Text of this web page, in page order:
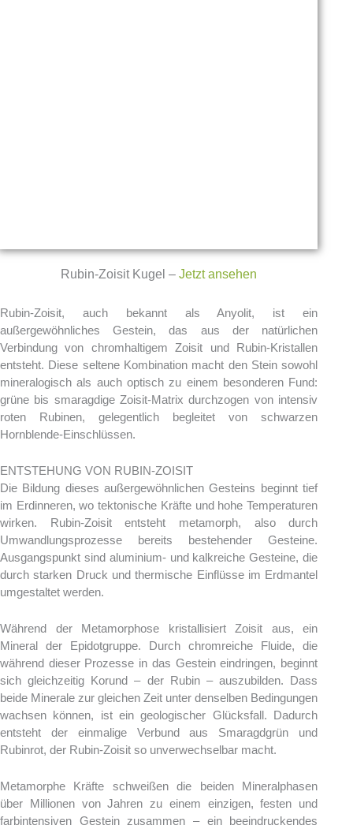
Rubin-Zoisit Kugel –Jetzt ansehen
Rubin-Zoisit, auch bekannt als Anyolit, ist ein
außergewöhnliches Gestein, das aus der natürlichen
Verbindung von chromhaltigem Zoisit und Rubin-Kristallen
entsteht. Diese seltene Kombination macht den Stein sowohl
mineralogisch als auch optisch zu einem besonderen Fund:
grüne bis smaragdige Zoisit-Matrix durchzogen von intensiv
roten Rubinen, gelegentlich begleitet von schwarzen
Hornblende-Einschlüssen.
ENTSTEHUNG VON RUBIN-ZOISIT
Die Bildung dieses außergewöhnlichen Gesteins beginnt tief
im Erdinneren, wo tektonische Kräfte und hohe Temperaturen
wirken. Rubin-Zoisit entsteht metamorph, also durch
Umwandlungsprozesse bereits bestehender Gesteine.
Ausgangspunkt sind aluminium- und kalkreiche Gesteine, die
durch starken Druck und thermische Einflüsse im Erdmantel
umgestaltet werden.
Während der Metamorphose kristallisiert Zoisit aus, ein
Mineral der Epidotgruppe. Durch chromreiche Fluide, die
während dieser Prozesse in das Gestein eindringen, beginnt
sich gleichzeitig Korund – der Rubin – auszubilden. Dass
beide Minerale zur gleichen Zeit unter denselben Bedingungen
wachsen können, ist ein geologischer Glücksfall. Dadurch
entsteht der einmalige Verbund aus Smaragdgrün und
Rubinrot, der Rubin-Zoisit so unverwechselbar macht.
Metamorphe Kräfte schweißen die beiden Mineralphasen
über Millionen von Jahren zu einem einzigen, festen und
farbintensiven Gestein zusammen – ein beeindruckendes